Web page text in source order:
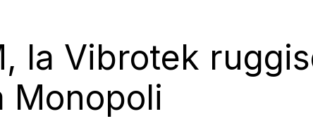
la Vibrotek
Monopoli